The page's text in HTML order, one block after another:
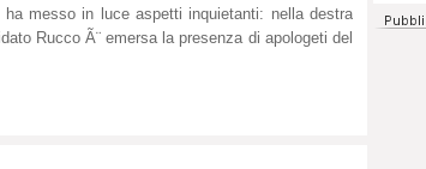
ha messo in luce aspetti inquietanti: nella destra
Rucco Ã¨ emersa la presenza di apologeti del